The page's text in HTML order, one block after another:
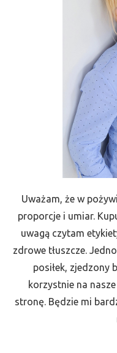
Uważam, że w
proporcje i umiar.
uwagą czytam
zdrowe tłuszcze.
posiłek, zjedzony
korzystnie na
stronę. Będzie mi